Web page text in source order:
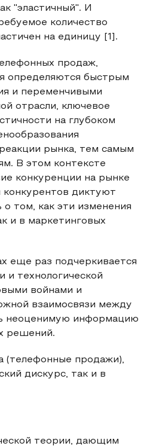
"эластичный". И
количество
на единицу [1].
продаж,
определяются быстрым
и переменчивыми
отрасли, ключевое
на глубоком
рынка, тем самым
В этом контексте
конкуренции на рынке
конкурентов диктуют
том, как эти изменения
и в маркетинговых
еще раз подчеркивается
технологической
войнами и
взаимосвязи между
неоценимую информацию
решений.
(телефонные продажи),
дискурс, так и в
теории, дающим